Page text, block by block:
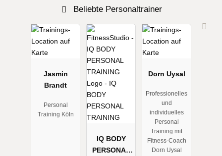
Beliebte Personaltrainer
Jasmin
Brandt
Personal
Training Köln
IQ BODY
PERSONAL
Dorn Uysal
Professionelles
und
individuelles
Personal
Training mit
Fitness-Coach
Dorn Uysal